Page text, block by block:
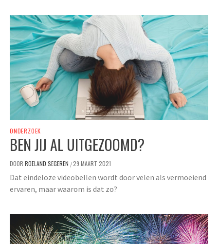
ONDERZOEK
BEN JIJ AL UITGEZOOMD?
DOOR ROELAND SEGEREN /29 MAART 2021
Dat eindeloze videobellen wordt door velen als vermoeiend
ervaren, maar waarom is dat zo?